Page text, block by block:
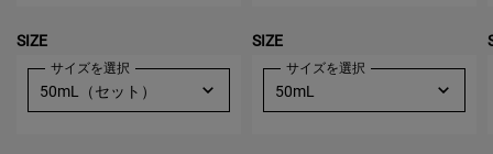
SIZE
サイズを選択
SIZE
サイズを選択